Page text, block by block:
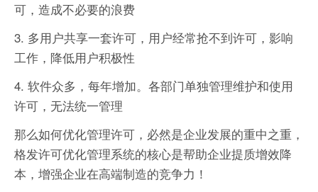
可，造成不必要的浪费
3. 多用户共享一套许可，用户经常抢不到许可，影响
工作，降低用户积极性
4. 软件众多，每年增加。各部门单独管理维护和使用
许可，无法统一管理
那么如何优化管理许可，必然是企业发展的重中之重，
格发许可优化管理系统的核心是帮助企业提质增效降
本，增强企业在高端制造的竞争力！